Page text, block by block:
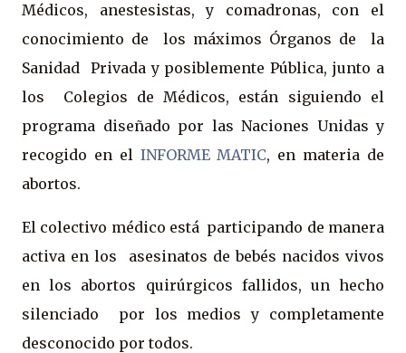
Médicos, anestesistas, y comadronas, con el
conocimiento de los máximos Órganos de la
Sanidad Privada y posiblemente Pública, junto a
los Colegios de Médicos, están siguiendo el
programa diseñado por las Naciones Unidas y
recogido en elINFORME MATIC, en materia de
abortos.
El colectivo médico está participando de manera
activa en los asesinatos de bebés nacidos vivos
en los abortos quirúrgicos fallidos, un hecho
silenciado por los medios y completamente
desconocido por todos.